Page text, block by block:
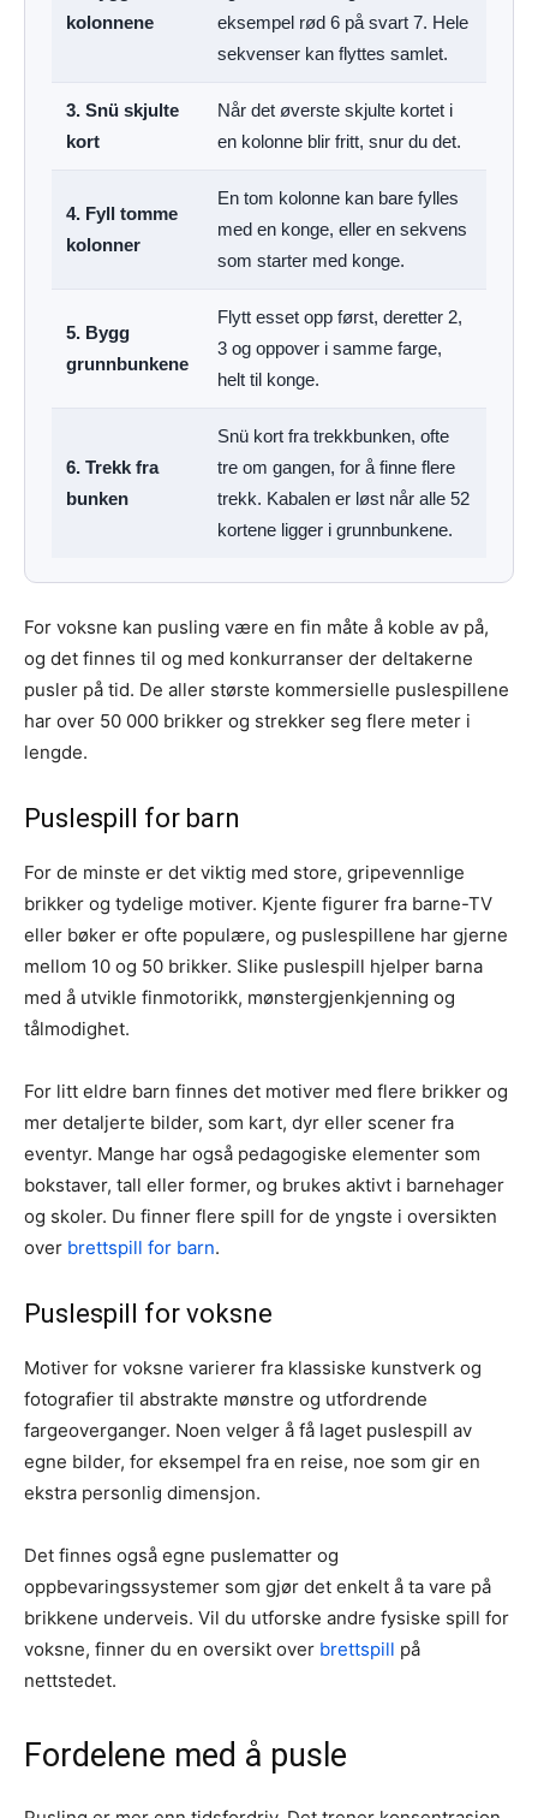
kolonnene
eksempel rød 6 på svart 7. Hele
sekvenser kan flyttes samlet.
3. Snü skjulte
kort
Når det øverste skjulte kortet i
en kolonne blir fritt, snur du det.
4. Fyll tomme
kolonner
En tom kolonne kan bare fylles
med en konge, eller en sekvens
som starter med konge.
5. Bygg
grunnbunkene
Flytt esset opp først, deretter 2,
3 og oppover i samme farge,
helt til konge.
6. Trekk fra
bunken
Snü kort fra trekkbunken, ofte
tre om gangen, for å finne flere
trekk. Kabalen er løst når alle 52
kortene ligger i grunnbunkene.
For voksne kan pusling være en fin måte å koble av på,
og det finnes til og med konkurranser der deltakerne
pusler på tid. De aller største kommersielle puslespillene
har over 50 000 brikker og strekker seg flere meter i
lengde.
Puslespill for barn
For de minste er det viktig med store, gripevennlige
brikker og tydelige motiver. Kjente figurer fra barne-TV
eller bøker er ofte populære, og puslespillene har gjerne
mellom 10 og 50 brikker. Slike puslespill hjelper barna
med å utvikle finmotorikk, mønstergjenkjenning og
tålmodighet.
For litt eldre barn finnes det motiver med flere brikker og
mer detaljerte bilder, som kart, dyr eller scener fra
eventyr. Mange har også pedagogiske elementer som
bokstaver, tall eller former, og brukes aktivt i barnehager
og skoler. Du finner flere spill for de yngste i oversikten
over brettspill for barn.
Puslespill for voksne
Motiver for voksne varierer fra klassiske kunstverk og
fotografier til abstrakte mønstre og utfordrende
fargeoverganger. Noen velger å få laget puslespill av
egne bilder, for eksempel fra en reise, noe som gir en
ekstra personlig dimensjon.
Det finnes også egne puslematter og
oppbevaringssystemer som gjør det enkelt å ta vare på
brikkene underveis. Vil du utforske andre fysiske spill for
voksne, finner du en oversikt over brettspill på
nettstedet.
Fordelene med å pusle